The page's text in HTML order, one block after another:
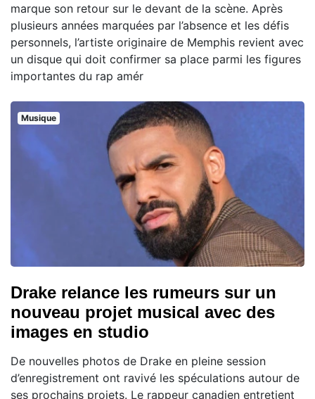
marque son retour sur le devant de la scène. Après
plusieurs années marquées par l’absence et les défis
personnels, l’artiste originaire de Memphis revient avec
un disque qui doit confirmer sa place parmi les figures
importantes du rap amér
Musique
Drake relance les rumeurs sur un
nouveau projet musical avec des
images en studio
De nouvelles photos de Drake en pleine session
d’enregistrement ont ravivé les spéculations autour de
ses prochains projets. Le rappeur canadien entretient